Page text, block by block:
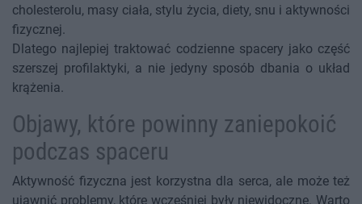
cholesterolu, masy ciała, stylu życia, diety, snu i aktywności
fizycznej.
Dlatego najlepiej traktować codzienne spacery jako część
szerszej profilaktyki, a nie jedyny sposób dbania o układ
krążenia.
Objawy, które powinny zaniepokoić
podczas spaceru
Aktywność fizyczna jest korzystna dla serca, ale może też
ujawnić problemy, które wcześniej były niewidoczne. Warto